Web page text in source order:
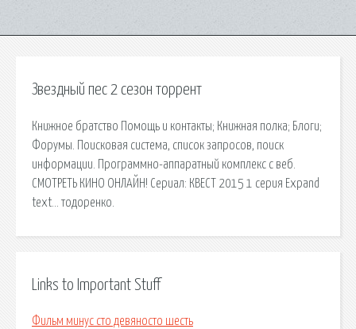
Звездный пес 2 сезон торрент
Книжное братство Помощь и контакты; Книжная полка; Блоги;
Форумы. Поисковая сиcтема, список запросов, поиск
информации. Программно-аппаратный комплекс с веб.
СМОТРЕТЬ КИНО ОНЛАЙН! Сериал: КВЕСТ 2015 1 серия Expand
text… тодоренко.
Links to Important Stuff
Фильм минус сто девяносто шесть